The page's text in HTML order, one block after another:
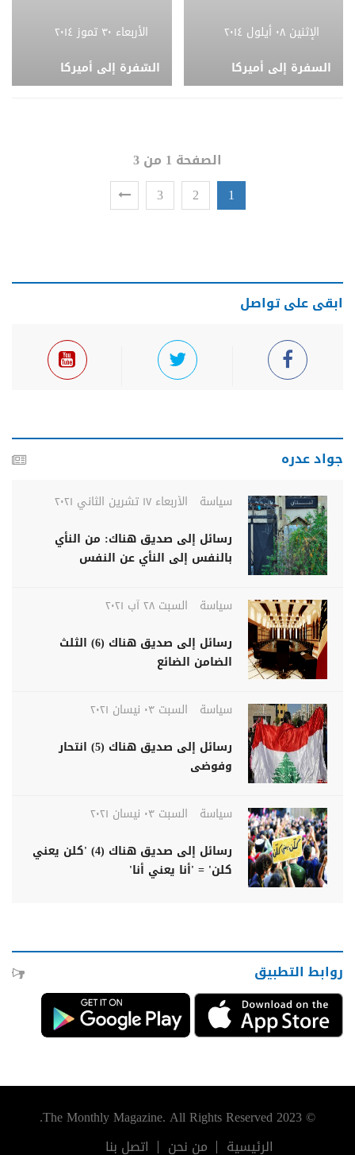
الإثنين ٠٨ أيلول ٢٠١٤
السفرة إلى أميركا
الأربعاء ٣٠ تموز ٢٠١٤
السّفرة إلى أميركا
الصفحة 1 من 3
1
2
3
ابقى على تواصل
جواد عدره
سياسة
الأربعاء ١٧ تشرين الثاني ٢٠٢١
رسائل إلى صديق هناك: من النأي
بالنفس إلى النأي عن النفس
سياسة
السبت ٢٨ آب ٢٠٢١
رسائل إلى صديق هناك (6) الثلث
الضامن الضائع
سياسة
السبت ٠٣ نيسان ٢٠٢١
رسائل إلى صديق هناك (5) انتحار
وفوضى
سياسة
السبت ٠٣ نيسان ٢٠٢١
رسائل إلى صديق هناك (4) 'كلن يعني
كلن' = 'أنا يعني أنا'
روابط التطبيق
© 2023 The Monthly Magazine. All Rights Reserved.
الرئيسية
من نحن اتصل بنا